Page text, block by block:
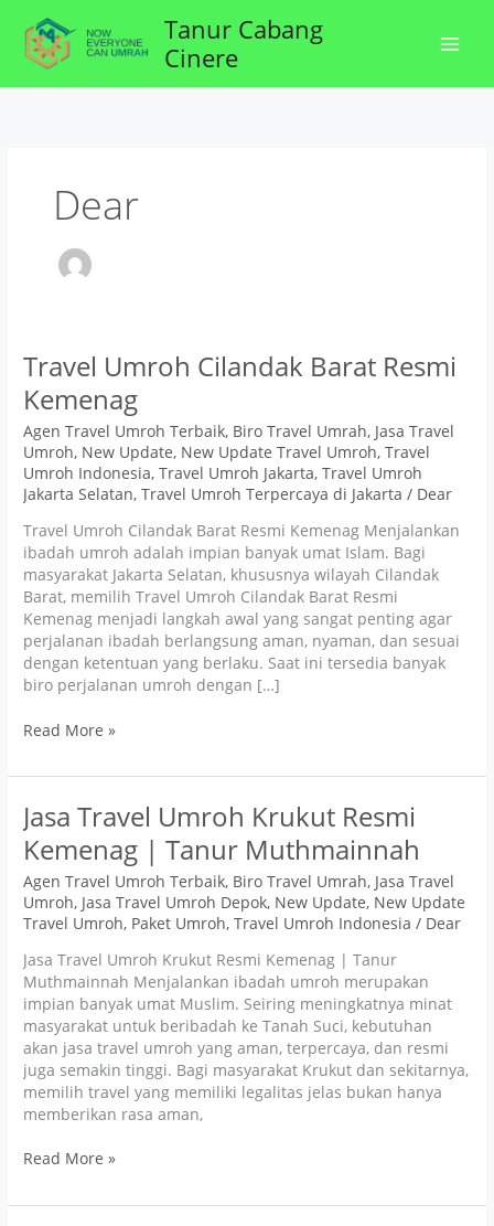
konten
Tanur Cabang
Cinere
Dear
Travel Umroh Cilandak Barat Resmi
Kemenag
Agen Travel Umroh Terbaik, Biro Travel Umrah, Jasa Travel
Umroh, New Update, New Update Travel Umroh,Travel
Umroh Indonesia,Travel Umroh Jakarta,Travel Umroh
Jakarta Selatan,Travel Umroh Terpercaya di Jakarta / Dear
Travel Umroh Cilandak Barat Resmi Kemenag Menjalankan
ibadah umroh adalah impian banyak umat Islam. Bagi
masyarakat Jakarta Selatan, khususnya wilayah Cilandak
Barat, memilih Travel Umroh Cilandak Barat Resmi
Kemenag menjadi langkah awal yang sangat penting agar
perjalanan ibadah berlangsung aman, nyaman, dan sesuai
dengan ketentuan yang berlaku. Saat ini tersedia banyak
biro perjalanan umroh dengan […]
Travel
Umroh
Cilandak
Barat
Resmi
Kemenag
Read More »
Jasa Travel Umroh Krukut Resmi
Kemenag | Tanur Muthmainnah
Agen Travel Umroh Terbaik, Biro Travel Umrah, Jasa Travel
Umroh, Jasa Travel Umroh Depok, New Update, New Update
Travel Umroh, Paket Umroh,Travel Umroh Indonesia / Dear
Jasa Travel Umroh Krukut Resmi Kemenag | Tanur
Muthmainnah Menjalankan ibadah umroh merupakan
impian banyak umat Muslim. Seiring meningkatnya minat
masyarakat untuk beribadah ke Tanah Suci, kebutuhan
akan jasa travel umroh yang aman, terpercaya, dan resmi
juga semakin tinggi. Bagi masyarakat Krukut dan sekitarnya,
memilih travel yang memiliki legalitas jelas bukan hanya
memberikan rasa aman,
Jasa
Travel
Umroh
Krukut
Resmi
Kemenag
Tanur
Muthmainnah
Read More »